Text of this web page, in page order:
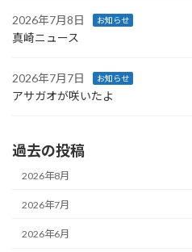
2026年7月8日 お知らせ
真崎ニュース
2026年7月7日 お知らせ
アサガオが咲いたよ
過去の投稿
2026年8月
2026年7月
2026年6月